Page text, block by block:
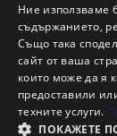
Защо да отдам
Наши офиси
Кариери
Кои сме ние?
Франчайз
Ние използваме
съдържанието,
Също така
сайт от ваша
които може да я
предоставили
техните услуги.
ПОКАЖЕТЕ